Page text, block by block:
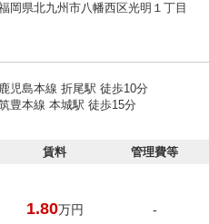
岡県北九州市八幡西区光明１丁目
鹿児島本線 折尾駅 徒歩10分
豊本線 本城駅 徒歩15分
賃料 管理費等
1.80万円 -